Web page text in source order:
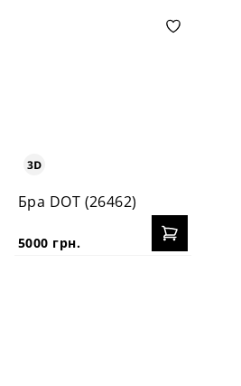
Бра DOT (26462)
5000 грн.